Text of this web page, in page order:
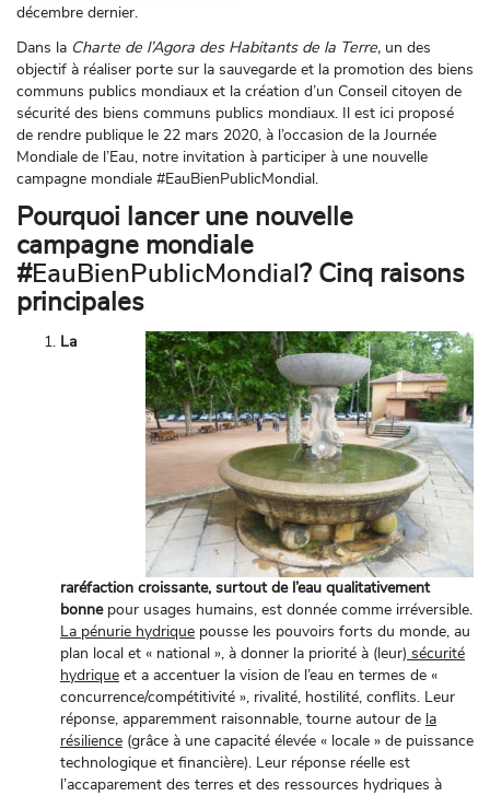
décembre dernier.
Dans la Charte de l’Agora des Habitants de la Terre, un des
objectif à réaliser porte sur la sauvegarde et la promotion des biens
communs publics mondiaux et la création d’un Conseil citoyen de
sécurité des biens communs publics mondiaux. Il est ici proposé
de rendre publique le 22 mars 2020, à l’occasion de la Journée
Mondiale de l’Eau, notre invitation à participer à une nouvelle
campagne mondiale #EauBienPublicMondial.
Pourquoi lancer une nouvelle
campagne mondiale
#EauBienPublicMondial ? Cinq raisons
principales
La
raréfaction croissante, surtout de l’eau qualitativement
bonne pour usages humains, est donnée comme irréversible.
La pénurie hydrique pousse les pouvoirs forts du monde, au
plan local et « national », à donner la priorité à (leur) sécurité
hydrique et a accentuer la vision de l’eau en termes de «
concurrence/compétitivité », rivalité, hostilité, conflits. Leur
réponse, apparemment raisonnable, tourne autour de la
résilience (grâce à une capacité élevée « locale » de puissance
technologique et financière). Leur réponse réelle est
l’accaparement des terres et des ressources hydriques à